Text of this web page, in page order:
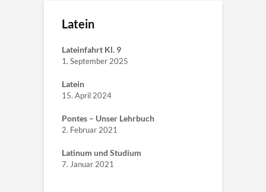
Latein
Lateinfahrt Kl. 9
1. September 2025
Latein
15. April 2024
Pontes – Unser Lehrbuch
2. Februar 2021
Latinum und Studium
7. Januar 2021